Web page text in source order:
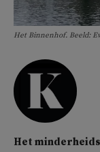
Het Binnenhof. Beeld:
Het